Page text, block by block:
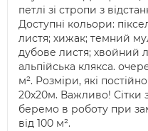
петлі зі стропи з
Доступні кольори:
листя; хижак; темний
дубове листя; хвойний
альпійська клякса.
м². Розміри, які
20х20м. Важливо! Сітки
беремо в роботу при
від 100 м².